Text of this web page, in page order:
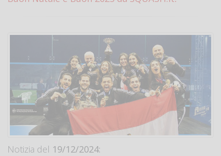
Notizia del 19/12/2024: